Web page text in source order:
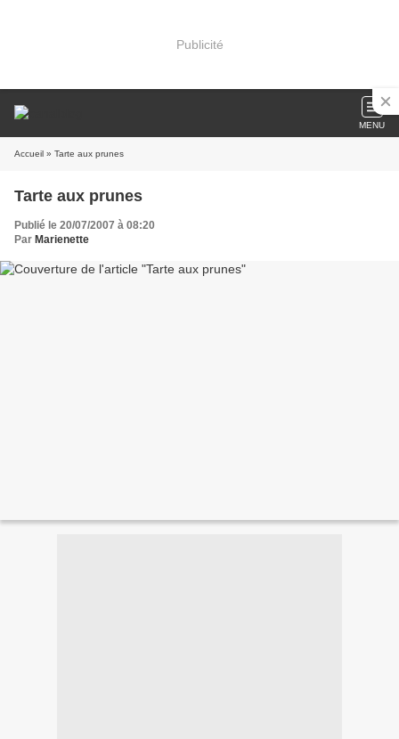
Publicité
MENU
Accueil » Tarte aux prunes
Tarte aux prunes
Publié le 20/07/2007 à 08:20
Par Marienette